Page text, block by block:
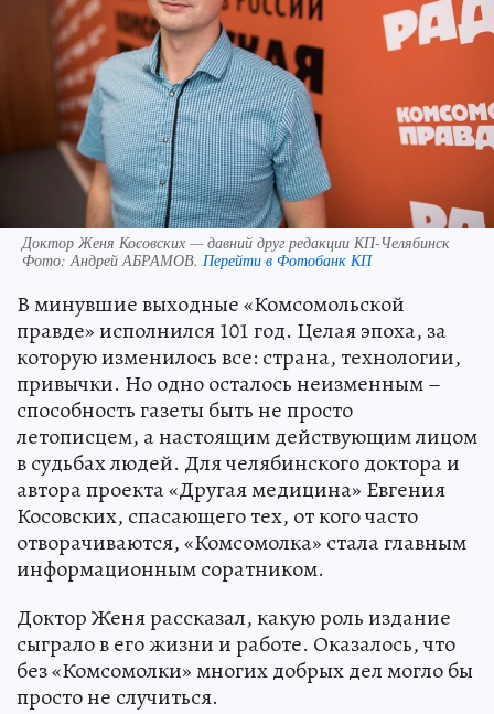
Доктор Женя Косовских — давний друг редакции КП-Челябинск
Фото:Андрей АБРАМОВ. Перейти в Фотобанк КП
В минувшие выходные «Комсомольской
правде» исполнился 101 год. Целая эпоха, за
которую изменилось все: страна, технологии,
привычки. Но одно осталось неизменным –
способность газеты быть не просто
летописцем, а настоящим действующим лицом
в судьбах людей. Для челябинского доктора и
автора проекта «Другая медицина» Евгения
Косовских, спасающего тех, от кого часто
отворачиваются, «Комсомолка» стала главным
информационным соратником.
Доктор Женя рассказал, какую роль издание
сыграло в его жизни и работе. Оказалось, что
без «Комсомолки» многих добрых дел могло бы
просто не случиться.